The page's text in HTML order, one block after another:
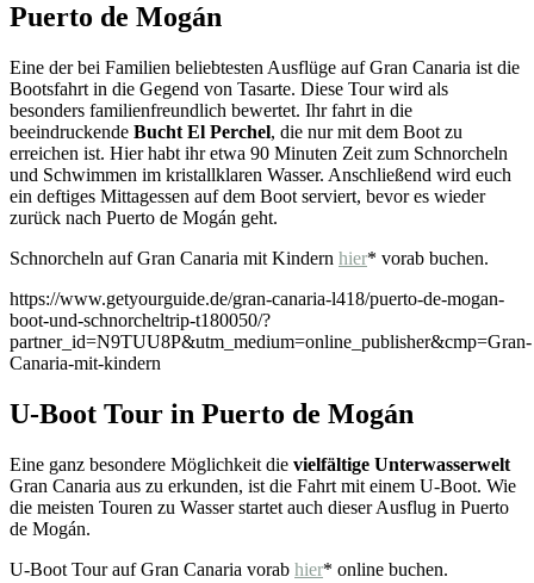
Puerto de Mogán
Eine der bei Familien beliebtesten Ausflüge auf Gran Canaria ist die
Bootsfahrt in die Gegend von Tasarte. Diese Tour wird als
besonders familienfreundlich bewertet. Ihr fahrt in die
beeindruckende Bucht El Perchel, die nur mit dem Boot zu
erreichen ist. Hier habt ihr etwa 90 Minuten Zeit zum Schnorcheln
und Schwimmen im kristallklaren Wasser. Anschließend wird euch
ein deftiges Mittagessen auf dem Boot serviert, bevor es wieder
zurück nach Puerto de Mogán geht.
Schnorcheln auf Gran Canaria mit Kindern hier* vorab buchen.
https://www.getyourguide.de/gran-canaria-l418/puerto-de-mogan-
boot-und-schnorcheltrip-t180050/?
partner_id=N9TUU8P&utm_medium=online_publisher&cmp=Gran-
Canaria-mit-kindern
U-Boot Tour in Puerto de Mogán
Eine ganz besondere Möglichkeit die vielfältige Unterwasserwelt
Gran Canaria aus zu erkunden, ist die Fahrt mit einem U-Boot. Wie
die meisten Touren zu Wasser startet auch dieser Ausflug in Puerto
de Mogán.
U-Boot Tour auf Gran Canaria vorab hier* online buchen.